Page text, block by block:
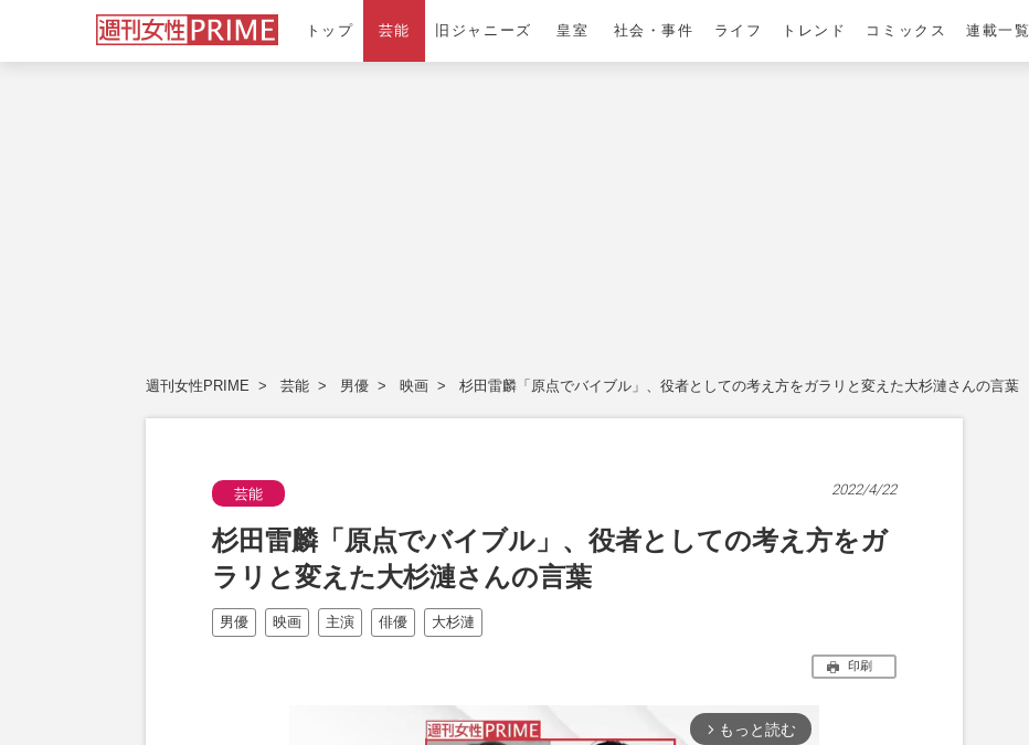
トップ 芸能 旧ジャニーズ 皇室 社会・事件 ライフ トレンド コミックス 連載一覧
週刊女性PRIME 芸能 男優 映画 杉田雷麟「原点でバイブル」、役者としての考え方をガラリと変えた大杉漣さんの言葉
芸能 2022/4/22
杉田雷麟「原点でバイブル」、役者としての考え方をガ
ラリと変えた大杉漣さんの言葉
男優 映画 主演 俳優 大杉漣
印刷
arrow_forward_ios もっと読む